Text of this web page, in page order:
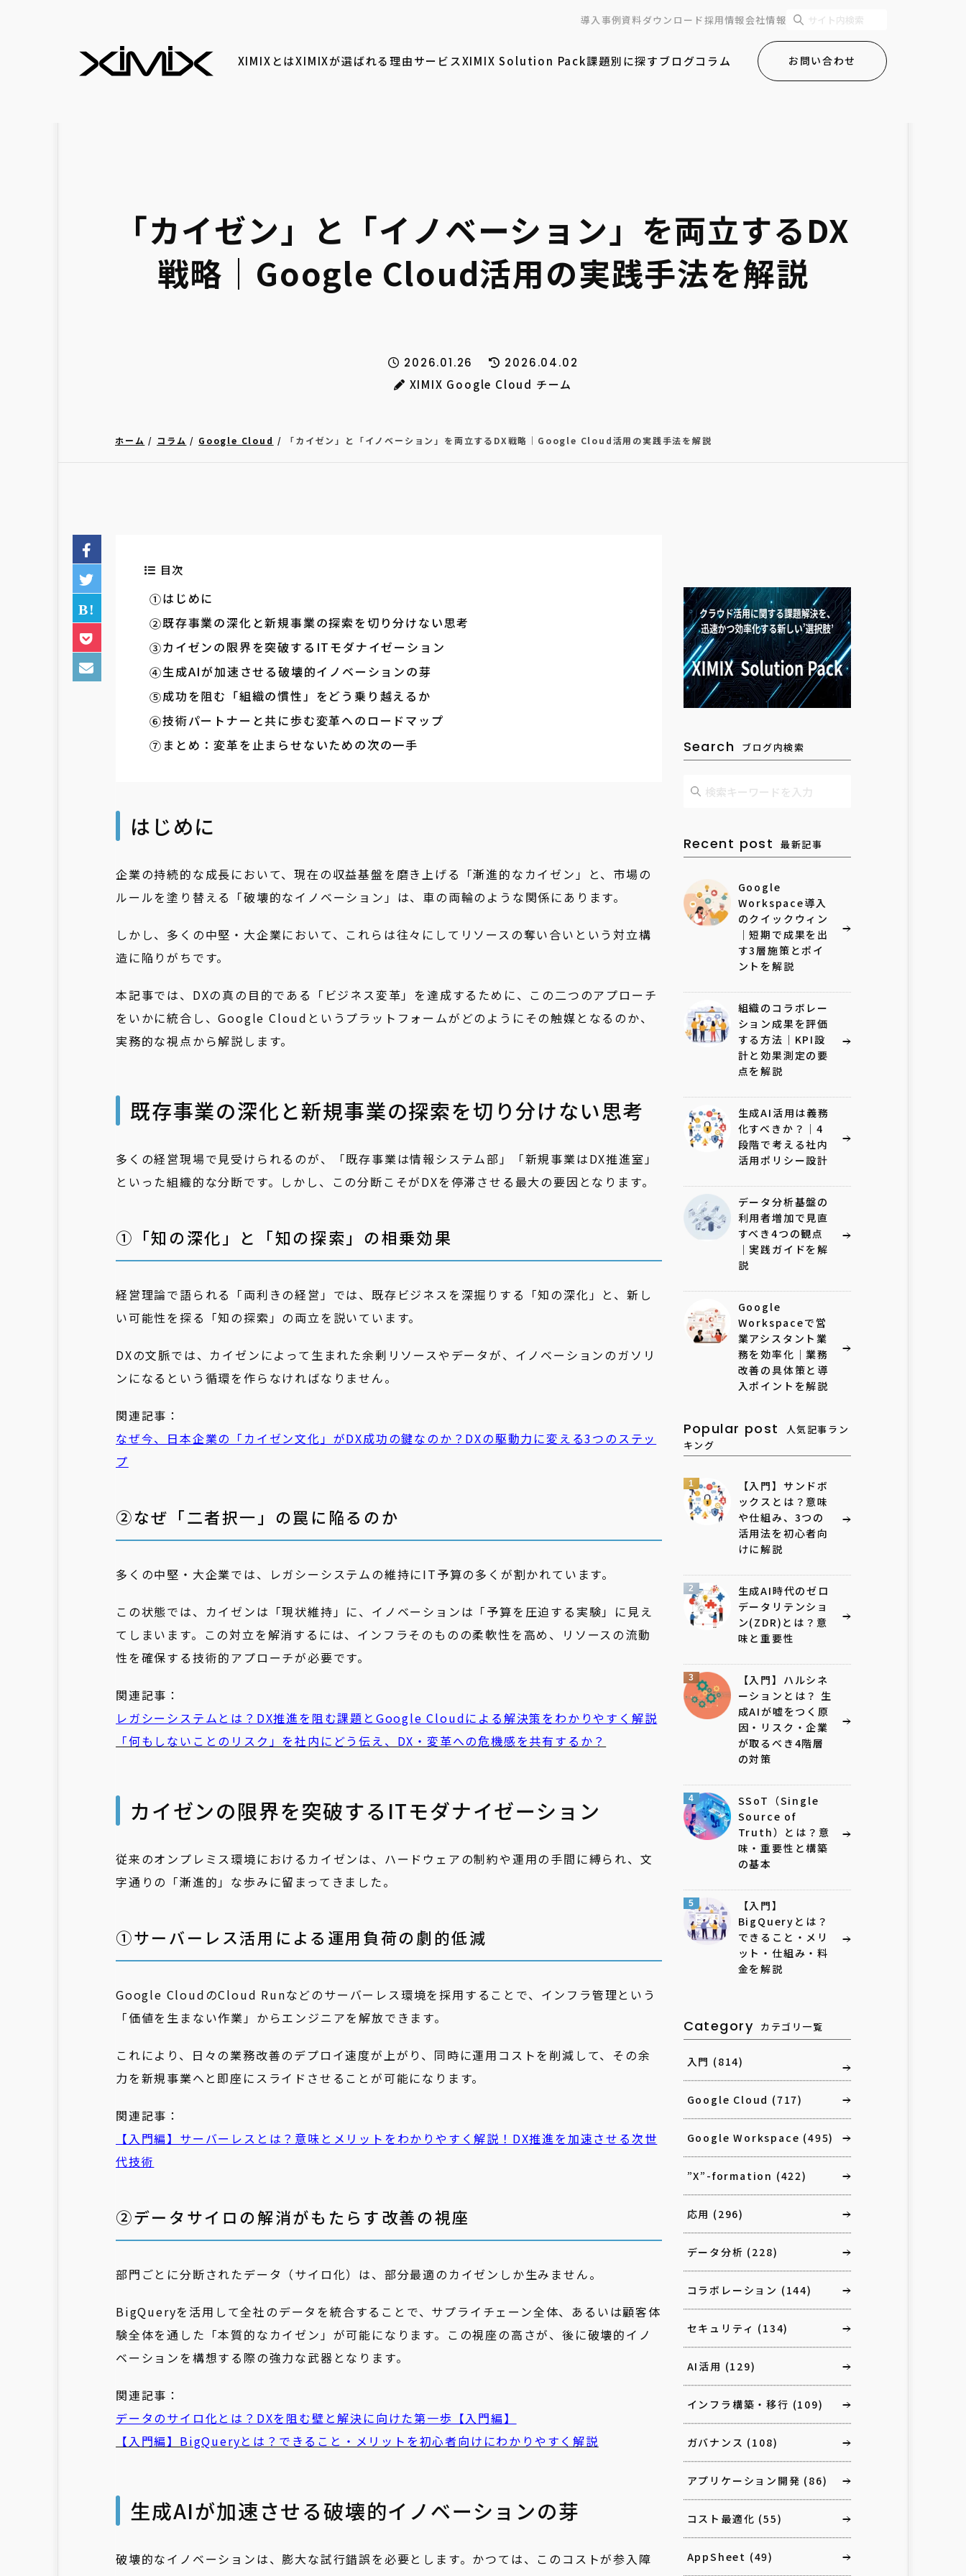
導入事例資料ダウンロード採用情報会社情報
XIMIXとはXIMIXが選ばれる理由サービスXIMIX Solution Pack課題別に探すブログコラム お問い合わせ
「カイゼン」と「イノベーション」を両立するDX
戦略｜Google Cloud活用の実践手法を解説
2026.01.26
2026.04.02
XIMIX Google Cloud チーム
ホーム コラム Google Cloud 「カイゼン」と「イノベーション」を両立するDX戦略｜Google Cloud活用の実践手法を解説
目次
はじめに
既存事業の深化と新規事業の探索を切り分けない思考
カイゼンの限界を突破するITモダナイゼーション
生成AIが加速させる破壊的イノベーションの芽
成功を阻む「組織の慣性」をどう乗り越えるか
技術パートナーと共に歩む変革へのロードマップ
まとめ：変革を止まらせないための次の一手
はじめに
企業の持続的な成長において、現在の収益基盤を磨き上げる「漸進的なカイゼン」と、市場の
ルールを塗り替える「破壊的なイノベーション」は、車の両輪のような関係にあります。
しかし、多くの中堅・大企業において、これらは往々にしてリソースの奪い合いという対立構
造に陥りがちです。
本記事では、DXの真の目的である「ビジネス変革」を達成するために、この二つのアプローチ
をいかに統合し、Google Cloudというプラットフォームがどのようにその触媒となるのか、
実務的な視点から解説します。
既存事業の深化と新規事業の探索を切り分けない思考
多くの経営現場で見受けられるのが、「既存事業は情報システム部」「新規事業はDX推進室」
といった組織的な分断です。しかし、この分断こそがDXを停滞させる最大の要因となります。
①「知の深化」と「知の探索」の相乗効果
経営理論で語られる「両利きの経営」では、既存ビジネスを深掘りする「知の深化」と、新し
い可能性を探る「知の探索」の両立を説いています。
DXの文脈では、カイゼンによって生まれた余剰リソースやデータが、イノベーションのガソリ
ンになるという循環を作らなければなりません。
関連記事：
なぜ今、日本企業の「カイゼン文化」がDX成功の鍵なのか？DXの駆動力に変える3つのステッ
プ
②なぜ「二者択一」の罠に陥るのか
多くの中堅・大企業では、レガシーシステムの維持にIT予算の多くが割かれています。
この状態では、カイゼンは「現状維持」に、イノベーションは「予算を圧迫する実験」に見え
てしまいます。この対立を解消するには、インフラそのものの柔軟性を高め、リソースの流動
性を確保する技術的アプローチが必要です。
関連記事：
レガシーシステムとは？DX推進を阻む課題とGoogle Cloudによる解決策をわかりやすく解説
「何もしないことのリスク」を社内にどう伝え、DX・変革への危機感を共有するか？
カイゼンの限界を突破するITモダナイゼーション
従来のオンプレミス環境におけるカイゼンは、ハードウェアの制約や運用の手間に縛られ、文
字通りの「漸進的」な歩みに留まってきました。
①サーバーレス活用による運用負荷の劇的低減
Google CloudのCloud Runなどのサーバーレス環境を採用することで、インフラ管理という
「価値を生まない作業」からエンジニアを解放できます。
これにより、日々の業務改善のデプロイ速度が上がり、同時に運用コストを削減して、その余
力を新規事業へと即座にスライドさせることが可能になります。
関連記事：
【入門編】サーバーレスとは？意味とメリットをわかりやすく解説！DX推進を加速させる次世
代技術
②データサイロの解消がもたらす改善の視座
部門ごとに分断されたデータ（サイロ化）は、部分最適のカイゼンしか生みません。
BigQueryを活用して全社のデータを統合することで、サプライチェーン全体、あるいは顧客体
験全体を通した「本質的なカイゼン」が可能になります。この視座の高さが、後に破壊的イノ
ベーションを構想する際の強力な武器となります。
関連記事：
データのサイロ化とは？DXを阻む壁と解決に向けた第一歩【入門編】
【入門編】BigQueryとは？できること・メリットを初心者向けにわかりやすく解説
生成AIが加速させる破壊的イノベーションの芽
破壊的なイノベーションは、膨大な試行錯誤を必要とします。かつては、このコストが参入障
Search ブログ内検索
Recent post 最新記事
Google
Workspace導入
のクイックウィン
｜短期で成果を出
す3層施策とポイ
ントを解説
組織のコラボレー
ション成果を評価
する方法｜KPI設
計と効果測定の要
点を解説
生成AI活用は義務
化すべきか？｜4
段階で考える社内
活用ポリシー設計
データ分析基盤の
利用者増加で見直
すべき4つの観点
｜実践ガイドを解
説
Google
Workspaceで営
業アシスタント業
務を効率化｜業務
改善の具体策と導
入ポイントを解説
Popular post
人気記事ラン
キング
1
【入門】サンドボ
ックスとは？意味
や仕組み、3つの
活用法を初心者向
けに解説
2
生成AI時代のゼロ
データリテンショ
ン(ZDR)とは？意
味と重要性
3
【入門】ハルシネ
ーションとは？ 生
成AIが嘘をつく原
因・リスク・企業
が取るべき4階層
の対策
4
SSoT（Single
Source of
Truth）とは？意
味・重要性と構築
の基本
5
【入門】
BigQueryとは？
できること・メリ
ット・仕組み・料
金を解説
Category カテゴリ一覧
入門 (814)
Google Cloud (717)
Google Workspace (495)
”X”-formation (422)
応用 (296)
データ分析 (228)
コラボレーション (144)
セキュリティ (134)
AI活用 (129)
インフラ構築・移行 (109)
ガバナンス (108)
アプリケーション開発 (86)
コスト最適化 (55)
AppSheet (49)